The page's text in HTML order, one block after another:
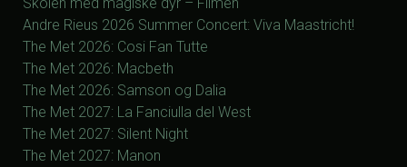
Andre Rieus 2026 Summer Concert: Viva Maastricht!
The Met 2026: Cosi Fan Tutte
The Met 2026: Macbeth
The Met 2026: Samson og Dalia
The Met 2027: La Fanciulla del West
The Met 2027: Silent Night
The Met 2027: Manon